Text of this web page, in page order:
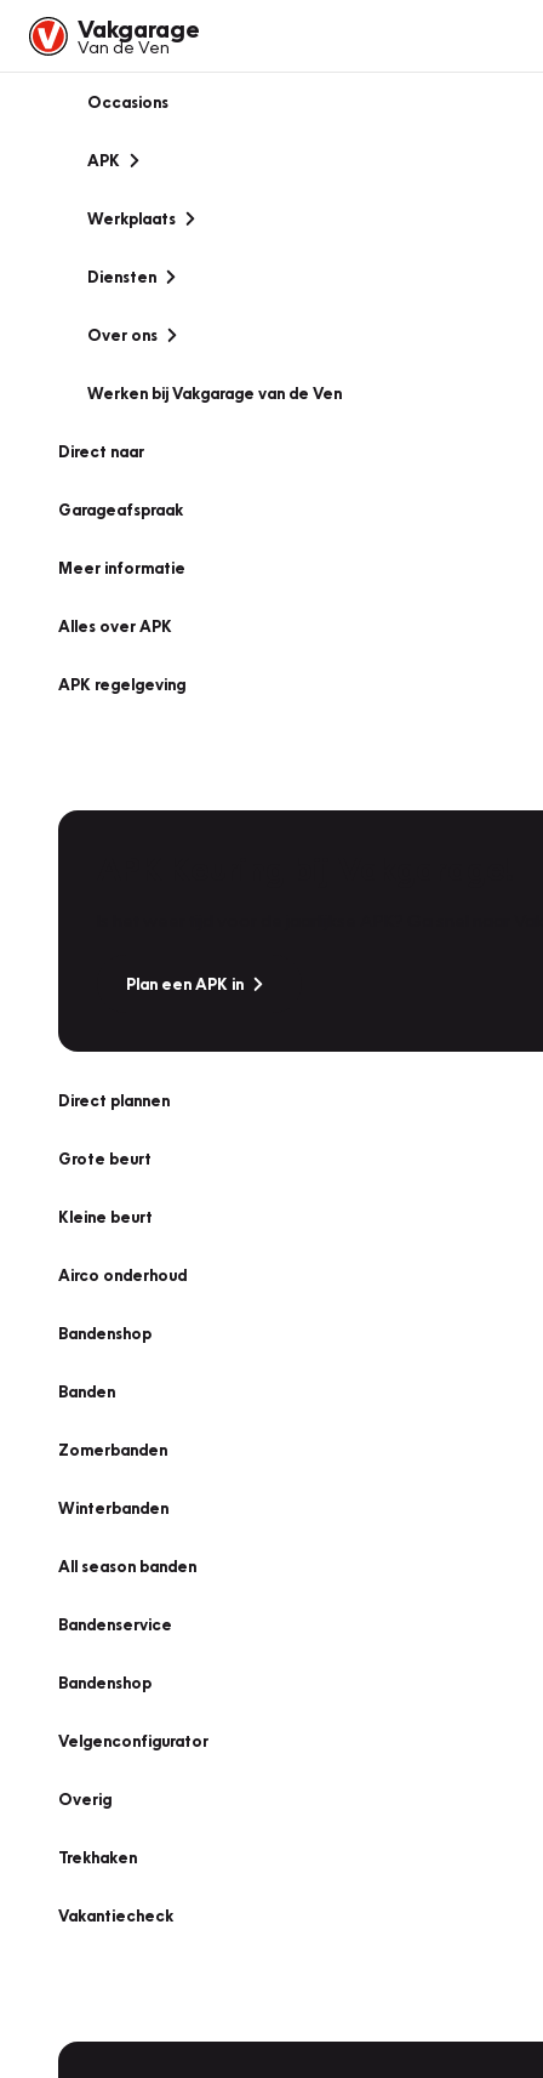
Vakgarage
Van de Ven
Occasions
APK
Werkplaats
Diensten
Over ons
Werken bij Vakgarage van de Ven
Direct naar
Garageafspraak
Meer informatie
Alles over APK
APK regelgeving
Plan een APK in
Direct plannen
Grote beurt
Kleine beurt
Airco onderhoud
Bandenshop
Banden
Zomerbanden
Winterbanden
All season banden
Bandenservice
Bandenshop
Velgenconfigurator
Overig
Trekhaken
Vakantiecheck